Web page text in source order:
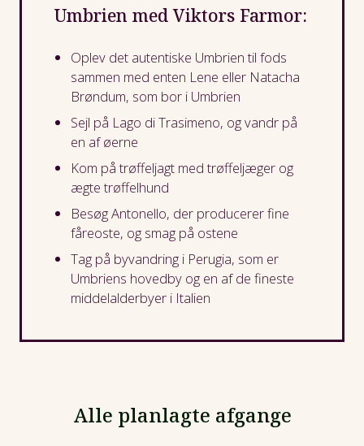
Umbrien med Viktors Farmor:
Oplev det autentiske Umbrien til fods
sammen med enten Lene eller Natacha
Brøndum, som bor i Umbrien
Sejl på Lago di Trasimeno, og vandr på
en af øerne
Kom på trøffeljagt med trøffeljæger og
ægte trøffelhund
Besøg Antonello, der producerer fine
fåreoste, og smag på ostene
Tag på byvandring i Perugia, som er
Umbriens hovedby og en af de fineste
middelalderbyer i Italien
Alle planlagte afgange